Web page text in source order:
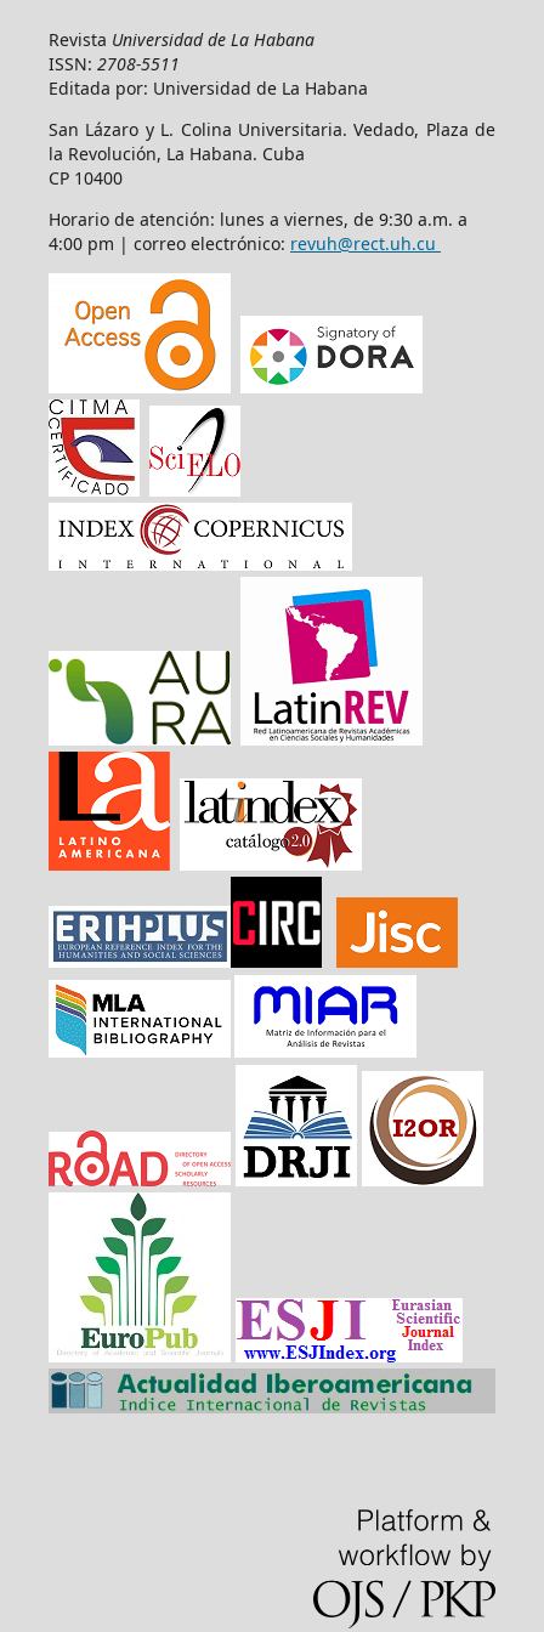
Revista Universidad de La Habana
ISSN: 2708-5511
Editada por: Universidad de La Habana
San Lázaro y L. Colina Universitaria. Vedado, Plaza de
la Revolución, La Habana. Cuba
CP 10400
Horario de atención: lunes a viernes, de 9:30 a.m. a
4:00 pm | correo electrónico: revuh@rect.uh.cu